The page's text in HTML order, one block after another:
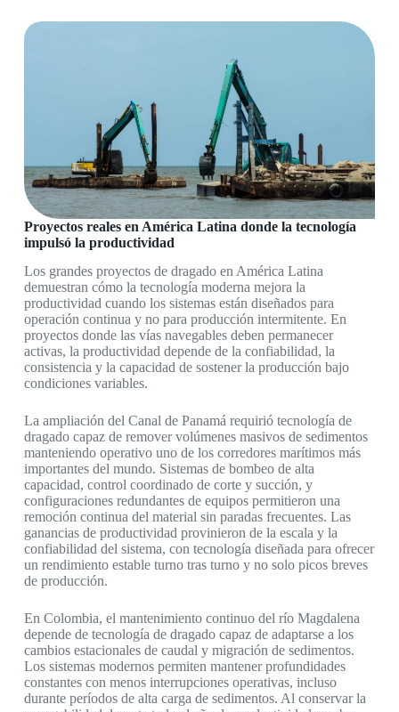
Proyectos reales en América Latina donde la tecnología
impulsó la productividad
Los grandes proyectos de dragado en América Latina
demuestran cómo la tecnología moderna mejora la
productividad cuando los sistemas están diseñados para
operación continua y no para producción intermitente. En
proyectos donde las vías navegables deben permanecer
activas, la productividad depende de la confiabilidad, la
consistencia y la capacidad de sostener la producción bajo
condiciones variables.
La ampliación del Canal de Panamá requirió tecnología de
dragado capaz de remover volúmenes masivos de sedimentos
manteniendo operativo uno de los corredores marítimos más
importantes del mundo. Sistemas de bombeo de alta
capacidad, control coordinado de corte y succión, y
configuraciones redundantes de equipos permitieron una
remoción continua del material sin paradas frecuentes. Las
ganancias de productividad provinieron de la escala y la
confiabilidad del sistema, con tecnología diseñada para ofrecer
un rendimiento estable turno tras turno y no solo picos breves
de producción.
En Colombia, el mantenimiento continuo del río Magdalena
depende de tecnología de dragado capaz de adaptarse a los
cambios estacionales de caudal y migración de sedimentos.
Los sistemas modernos permiten mantener profundidades
constantes con menos interrupciones operativas, incluso
durante períodos de alta carga de sedimentos. Al conservar la